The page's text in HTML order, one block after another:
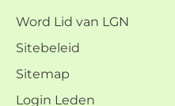
Word Lid van LGN
Sitebeleid
Sitemap
Login Leden